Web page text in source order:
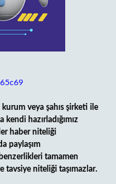
veya şahıs şirketi ile
hazırladığımız
haber niteliği
paylaşım
tamamen
tavsiye niteliği taşımazlar.